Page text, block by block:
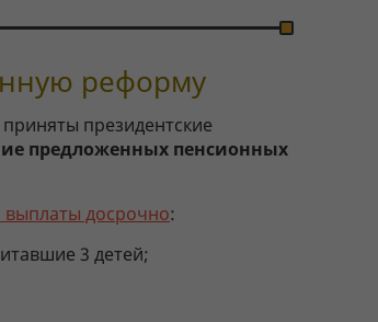
реформу
президентские
предложенных пенсионных
досрочно:
3 детей;